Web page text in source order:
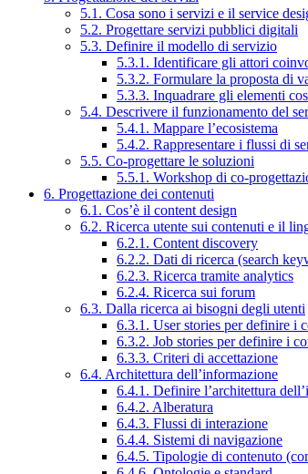
5.1. Cosa sono i servizi e il service
5.2. Progettare servizi pubblici digitali
5.3. Definire il modello di servizio
5.3.1. Identificare gli attori
5.3.2. Formulare la proposta di
5.3.3. Inquadrare gli elementi
5.4. Descrivere il funzionamento del
5.4.1. Mappare l’ecosistema
5.4.2. Rappresentare i flussi di
5.5. Co-progettare le soluzioni
5.5.1. Workshop di co-
6. Progettazione dei contenuti
6.1. Cos’è il content design
6.2. Ricerca utente sui contenuti e il
6.2.1. Content discovery
6.2.2. Dati di ricerca (search
6.2.3. Ricerca tramite analytics
6.2.4. Ricerca sui forum
6.3. Dalla ricerca ai bisogni degli utenti
6.3.1. User stories per definire i
6.3.2. Job stories per definire i
6.3.3. Criteri di accettazione
6.4. Architettura dell’informazione
6.4.1. Definire l’architettura
6.4.2. Alberatura
6.4.3. Flussi di interazione
6.4.4. Sistemi di navigazione
6.4.5. Tipologie di contenuto